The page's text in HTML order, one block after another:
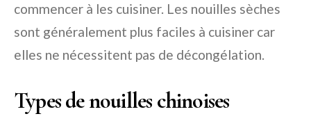
commencer à les cuisiner. Les nouilles sèches
sont généralement plus faciles à cuisiner car
elles ne nécessitent pas de décongélation.
Types de nouilles chinoises